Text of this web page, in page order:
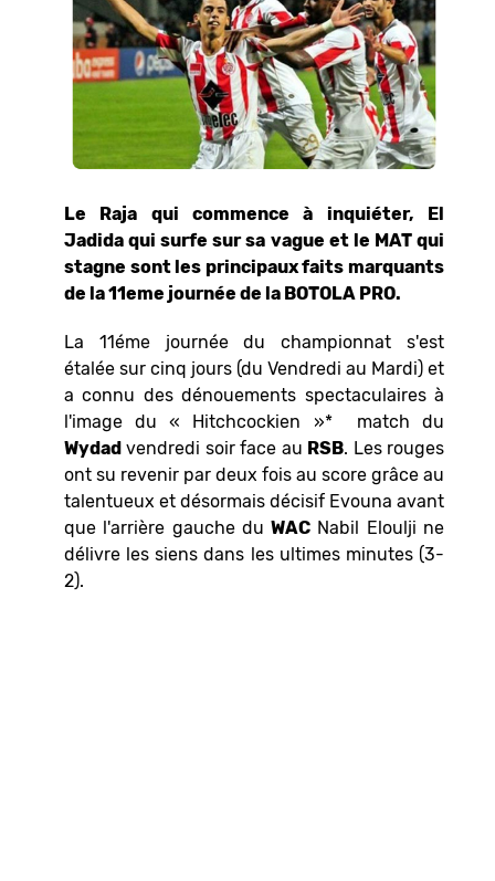
Le Raja qui commence à inquiéter, El
Jadida qui surfe sur sa vague et le MAT qui
stagne sont les principaux faits marquants
de la 11eme journée de la BOTOLA PRO.
La 11éme journée du championnat s'est
étalée sur cinq jours (du Vendredi au Mardi) et
a connu des dénouements spectaculaires à
l'image du « Hitchcockien »* match du
Wydad vendredi soir face au RSB. Les rouges
ont su revenir par deux fois au score grâce au
talentueux et désormais décisif Evouna avant
que l'arrière gauche duWAC Nabil Eloulji ne
délivre les siens dans les ultimes minutes (3-
2).